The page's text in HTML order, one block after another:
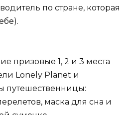
по стране, которая
призовые 1, 2 и 3 места
Lonely Planet и
путешественницы:
маска для сна и